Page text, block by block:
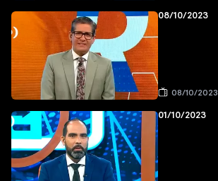
08/10/2023
08/10/2023
01/10/2023